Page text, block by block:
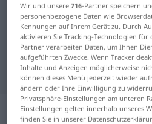
Polnisch-Deutsch
"koncepcja"
"koncepcja"
„koncepcja“:
Wir und unsere716-Partner speichern
personenbezogene Daten wie
Kennungen auf Ihrem Gerät zu. Durch
aktivieren Sie Tracking-Technologien für
Partner verarbeiten Daten, um Ihnen
aufgeführten Zwecke. Wenn Tracker
Inhalte und Anzeigen möglicherweise
können dieses Menü jederzeit wieder
ändern oder Ihre Einwilligung zu
Privatsphäre-Einstellungen am unteren
Einstellungen gelten innerhalb unseres
finden Sie in unserer